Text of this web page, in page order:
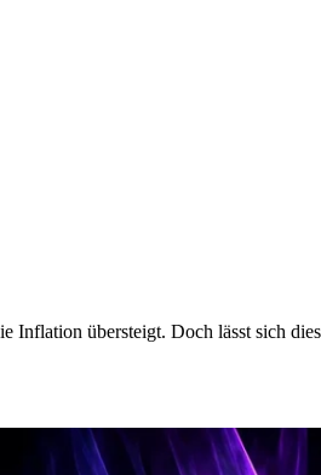
übersteigt. Doch lässt sich